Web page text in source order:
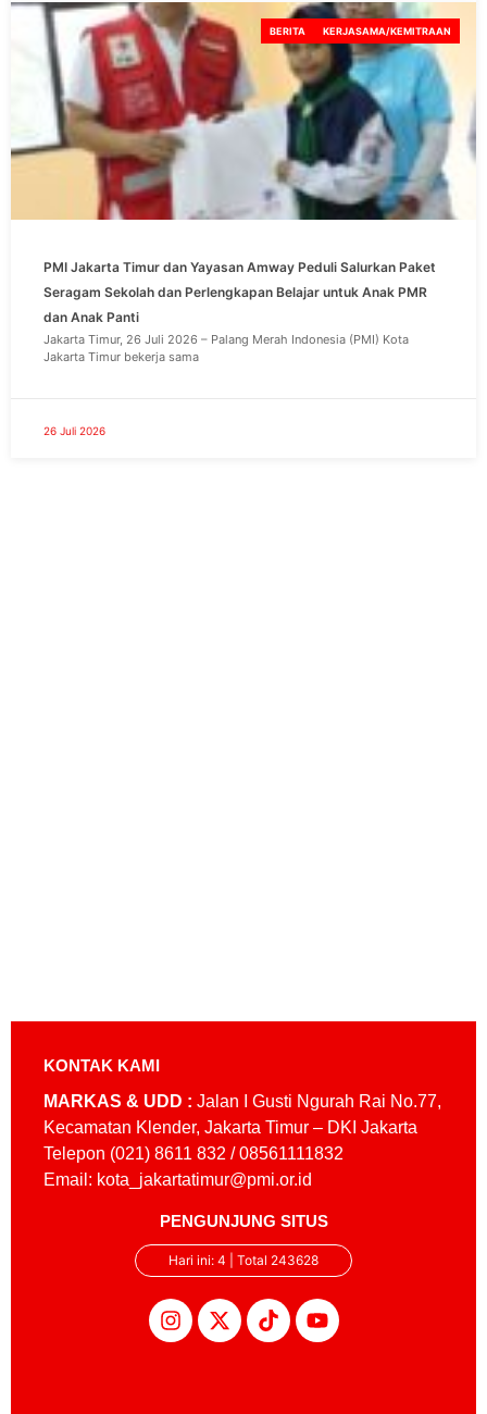
PMI Jakarta Timur dan Yayasan Amway Peduli Salurkan Paket
Seragam Sekolah dan Perlengkapan Belajar untuk Anak PMR
dan Anak Panti
Jakarta Timur, 26 Juli 2026 – Palang Merah Indonesia (PMI) Kota
Jakarta Timur bekerja sama
26 Juli 2026
BERITA KERJASAMA/KEMITRAAN
KONTAK KAMI
MARKAS & UDD : Jalan I Gusti Ngurah Rai No.77,
Kecamatan Klender, Jakarta Timur – DKI Jakarta
Telepon (021) 8611 832 / 08561111832
Email: kota_jakartatimur@pmi.or.id
PENGUNJUNG SITUS
Hari ini: 4 | Total 243628